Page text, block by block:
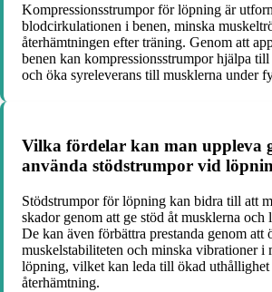
Kompressionsstrumpor för löpning är
blodcirkulationen i benen, minska
återhämtningen efter träning. Genom att
benen kan kompressionsstrumpor hjälpa
och öka syreleverans till musklerna under
Vilka fördelar kan man uppleva
använda stödstrumpor vid
Stödstrumpor för löpning kan bidra till att
skador genom att ge stöd åt musklerna och
De kan även förbättra prestanda genom att
muskelstabiliteten och minska vibrationer i
löpning, vilket kan leda till ökad uthållighet
återhämtning.